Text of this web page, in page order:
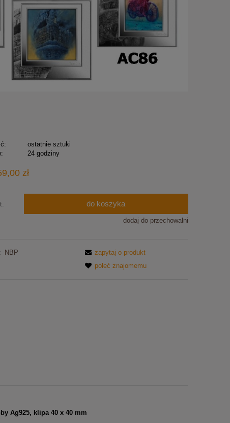
ostatnie sztuki
24 godziny
zł
do koszyka
dodaj do przechowalni
NBP
zapytaj o produkt
poleć znajomemu
Ag925, klipa 40 x 40 mm